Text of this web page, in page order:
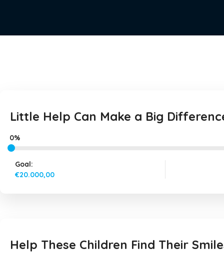
Little Help Can Make a Big
0%
Goal:
€20.000,00
Help These Children Find Their